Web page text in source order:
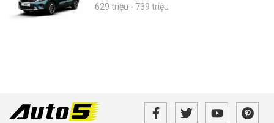
629 triệu - 739 triệu